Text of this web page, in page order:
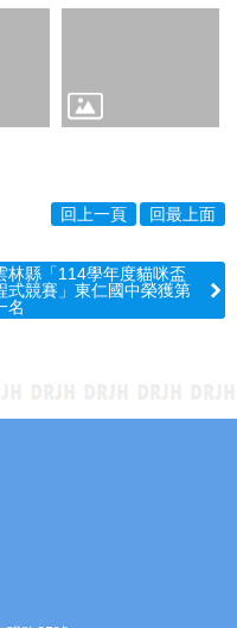
回上一頁 回最上面
林縣「114學年度貓咪盃
式競賽」東仁國中榮獲第
名